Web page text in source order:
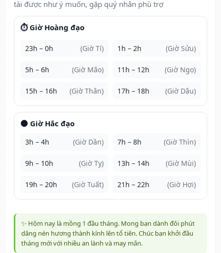
tài được như ý muốn, gặp quý nhân phù trợ
⏱️ Giờ Hoàng đạo
23h – 0h (Giờ Tí) 1h – 2h (Giờ Sửu)
5h – 6h (Giờ Mão) 11h – 12h (Giờ Ngọ)
15h – 16h (Giờ Thân) 17h – 18h (Giờ Dậu)
🌑 Giờ Hắc đạo
3h – 4h (Giờ Dần) 7h – 8h (Giờ Thìn)
9h – 10h (Giờ Tỵ) 13h – 14h (Giờ Mùi)
19h – 20h (Giờ Tuất) 21h – 22h (Giờ Hợi)
✨ Hôm nay là mồng 1 đầu tháng. Mong bạn dành đôi phút
dâng nén hương thành kính lên tổ tiên. Chúc bạn khởi đầu
tháng mới với nhiều an lành và may mắn.